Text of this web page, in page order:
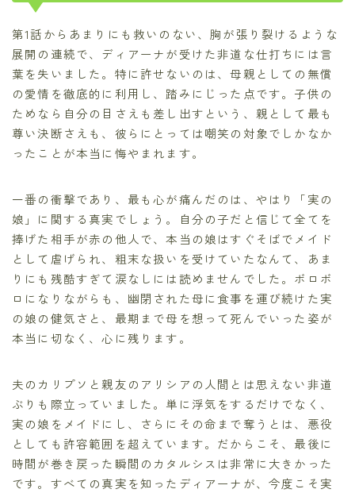
第1話からあまりにも救いのない、胸が張り裂けるような
展開の連続で、ディアーナが受けた非道な仕打ちには言
葉を失いました。特に許せないのは、母親としての無償
の愛情を徹底的に利用し、踏みにじった点です。子供の
ためなら自分の目さえも差し出すという、親として最も
尊い決断さえも、彼らにとっては嘲笑の対象でしかなか
ったことが本当に悔やまれます。
一番の衝撃であり、最も心が痛んだのは、やはり「実の
娘」に関する真実でしょう。自分の子だと信じて全てを
捧げた相手が赤の他人で、本当の娘はすぐそばでメイド
として虐げられ、粗末な扱いを受けていたなんて、あま
りにも残酷すぎて涙なしには読めませんでした。ボロボ
ロになりながらも、幽閉された母に食事を運び続けた実
の娘の健気さと、最期まで母を想って死んでいった姿が
本当に切なく、心に残ります。
夫のカリプソと親友のアリシアの人間とは思えない非道
ぶりも際立っていました。単に浮気をするだけでなく、
実の娘をメイドにし、さらにその命まで奪うとは、悪役
としても許容範囲を超えています。だからこそ、最後に
時間が巻き戻った瞬間のカタルシスは非常に大きかった
です。すべての真実を知ったディアーナが、今度こそ実